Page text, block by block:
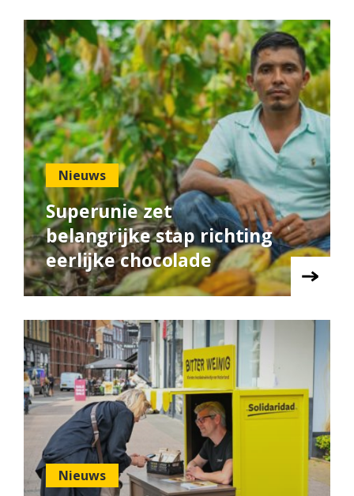
Nieuws
Superunie zet
belangrijke stap richting
eerlijke chocolade
Nieuws